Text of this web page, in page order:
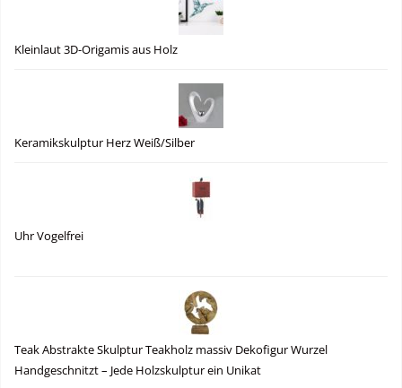
Kleinlaut 3D-Origamis aus Holz
Keramikskulptur Herz Weiß/Silber
Uhr Vogelfrei
Teak Abstrakte Skulptur Teakholz massiv Dekofigur Wurzel
Handgeschnitzt – Jede Holzskulptur ein Unikat